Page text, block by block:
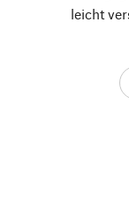
leicht